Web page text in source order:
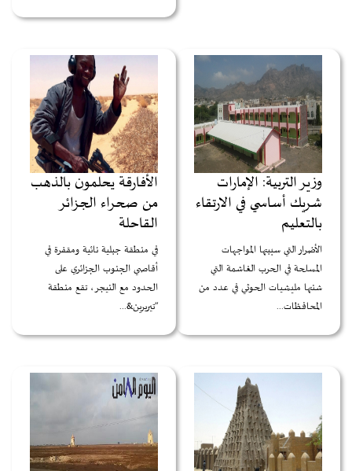
وزير التربية: الإمارات
شريك أساسي في الارتقاء
بالتعليم
الأضرار التي سببتها المواجهات
المسلحة في الحرب الغاشمة التي
شنتها مليشيات الحوثي في عدد من
المحافظات...
الأفارقة يحلمون بالذهب
من صحراء الجزائر
القاحلة
في منطقة جبلية نائية ومقفرة في
أقاصي الجنوب الجزائري على
الحدود مع النيجر، تقع منطقة
“تيريرين&...